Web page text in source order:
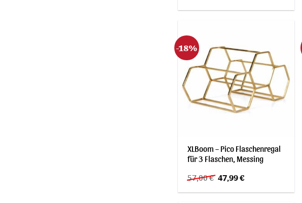
Preis
war: ist:
-18%
XLBoom – Pico Flaschenregal
für 3 Flaschen, Messing
57,00€ Ursprünglicher
Preis
war:
47,99€Aktueller
ist: